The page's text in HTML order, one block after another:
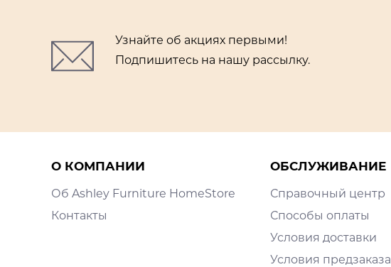
Узнайте об акциях первыми!
Подпишитесь на нашу рассылку.
О КОМПАНИИ
Об Ashley Furniture HomeStore
Контакты
ОБСЛУЖИВАНИЕ
Справочный центр
Способы оплаты
Условия доставки
Условия предзаказа